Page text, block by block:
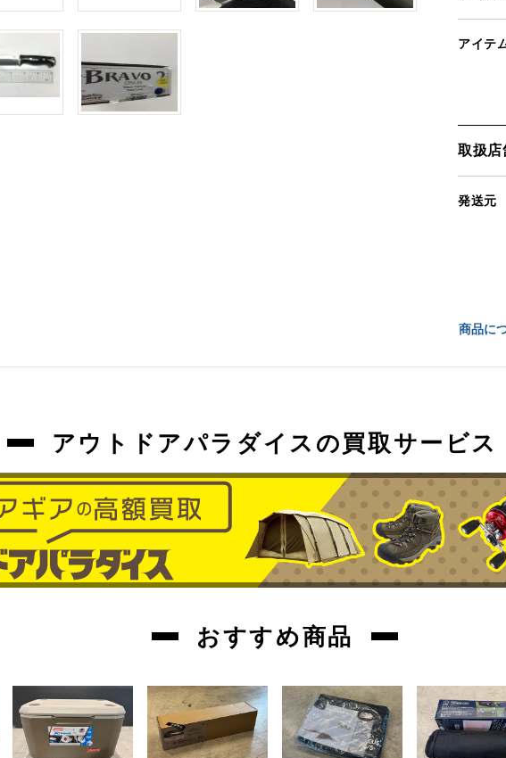
アイテ
BARK
さ：約
のがす
(撮影、
アイテ
中古：
の擦れ
取扱店
発送元
商品に
アウトドアパラダイスの買取サービス
おすすめ商品